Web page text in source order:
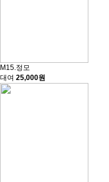
M15.정모
대여 25,000원